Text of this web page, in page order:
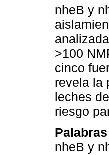
nheB y
>100
cinco
revela la
leches
riesgo
nheB y